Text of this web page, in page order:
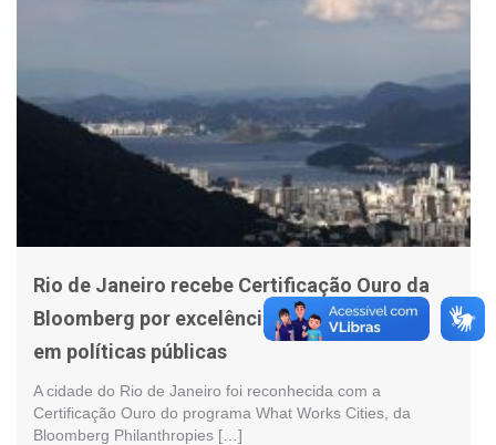
Rio de Janeiro recebe Certificação Ouro da
Bloomberg por excelência no uso de dados
em políticas públicas
A cidade do Rio de Janeiro foi reconhecida com a
Certificação Ouro do programa What Works Cities, da
Bloomberg Philanthropies […]